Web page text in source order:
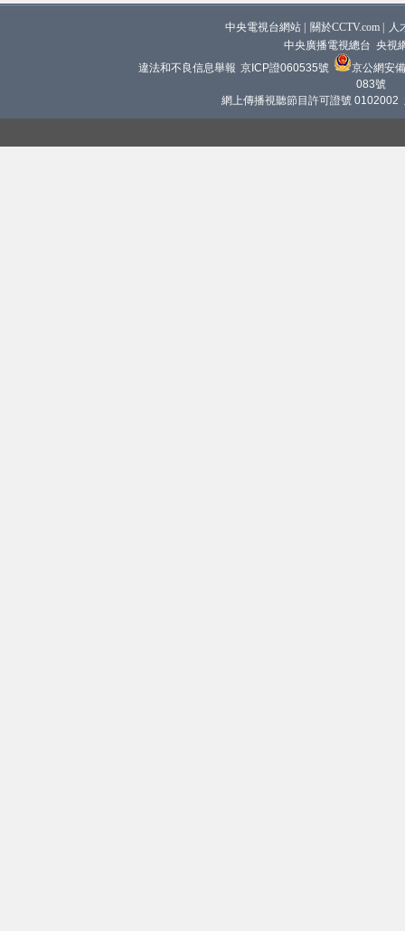
中央電視台網站 關於CCTV.com
人
中央廣播電視總台 央視
違法和不良信息舉報 京ICP證060535號
京公網安
083號
網上傳播視聽節目許可證號 0102002